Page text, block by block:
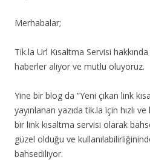
Merhabalar;
Tik.la Url Kısaltma Servisi
haberler alıyor ve mutlu oluyoruz.
Yine bir blog da “Yeni çıkan link
yayınlanan yazıda tik.la için hızlı
bir link kısaltma servisi olarak
güzel olduğu ve
bahsediliyor.